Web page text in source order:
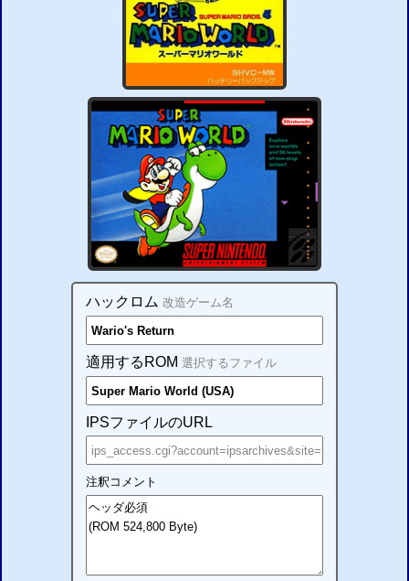
ハックロム 改造ゲーム名
適用するROM 選択するファイル
IPSファイルのURL
注釈コメント